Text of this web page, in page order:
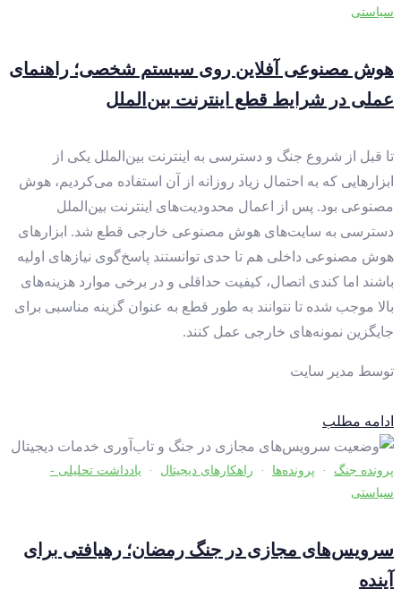
سیاستی
هوش مصنوعی آفلاین روی سیستم شخصی؛ راهنمای
عملی در شرایط قطع اینترنت بین‌الملل
تا قبل از شروع جنگ و دسترسی به اینترنت بین‌الملل یکی از
ابزارهایی که به احتمال زیاد روزانه از آن استفاده می‌کردیم، هوش
مصنوعی بود. پس از اعمال محدودیت‌های اینترنت بین‌الملل
دسترسی به سایت‌های هوش مصنوعی خارجی قطع شد. ابزارهای
هوش مصنوعی داخلی هم تا حدی توانستند پاسخ‌گوی نیازهای اولیه
باشند اما کندی اتصال، کیفیت حداقلی و در برخی موارد هزینه‌های
بالا موجب شده تا نتوانند به طور قطع به عنوان گزینه مناسبی برای
جایگزین نمونه‌های خارجی عمل کنند.
توسط مدیر سایت
ادامه مطلب
پرونده جنگ · پرونده‌ها · راهکارهای دیجیتال · یادداشت تحلیلی -
سیاستی
سرویس‌های مجازی در جنگ رمضان؛ رهیافتی برای
آینده